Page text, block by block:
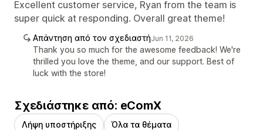
Excellent customer service, Ryan from the team is
super quick at responding. Overall great theme!
Απάντηση από τον σχεδιαστήJun 11, 2026
Thank you so much for the awesome feedback! We're
thrilled you love the theme, and our support. Best of
luck with the store!
Σχεδιάστηκε από: eComX
Λήψη υποστήριξης Όλα τα θέματα